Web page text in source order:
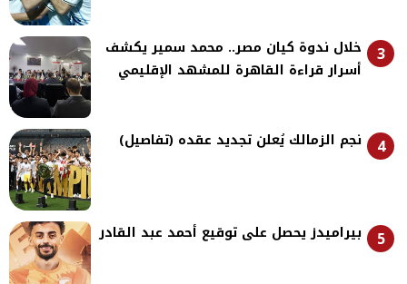
3
خلال ندوة كيان مصر.. محمد سمير يكشف
أسرار قراءة القاهرة للمشهد الإقليمي
4 نجم الزمالك يُعلن تجديد عقده (تفاصيل)
5 بيراميدز يحصل على توقيع أحمد عبد القادر